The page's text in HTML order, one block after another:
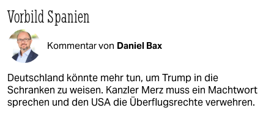
Vorbild Spanien
Kommentar von Daniel Bax
Deutschland könnte mehr tun, um Trump in die
Schranken zu weisen. Kanzler Merz muss ein Machtwort
sprechen und den USA die Überflugsrechte verwehren.